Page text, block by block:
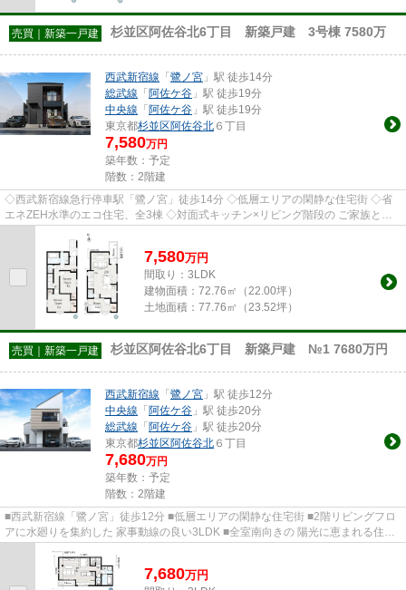
売買｜新築一戸建 杉並区阿佐谷北6丁目 新築戸建 3号棟 7580万
西武新宿線 「 鷺ノ宮 」駅 徒歩14分
総武線 「 阿佐ケ谷 」駅 徒歩19分
中央線 「 阿佐ケ谷 」駅 徒歩19分
東京都杉並区阿佐谷北 ６丁目
7,580万円
築年数：予定
階数：2階建
◇西武新宿線急行停車駅「鷺ノ宮」徒歩14分 ◇低層エリアの閑静な住宅街 ◇省
エネZEH水準のエコ住宅、全3棟 ◇対面式キッチン×リビング階段の ご家族との
7,580万円
間取り：3LDK
建物面積： 72.76㎡（22.00坪）
土地面積： 77.76㎡（23.52坪）
売買｜新築一戸建 杉並区阿佐谷北6丁目 新築戸建 №1 7680万円
西武新宿線 「 鷺ノ宮 」駅 徒歩12分
中央線 「 阿佐ケ谷 」駅 徒歩20分
総武線 「 阿佐ケ谷 」駅 徒歩20分
東京都杉並区阿佐谷北 ６丁目
7,680万円
築年数：予定
階数：2階建
■西武新宿線「鷺ノ宮」徒歩12分 ■低層エリアの閑静な住宅街 ■2階リビングフロ
アに水廻りを集約した 家事動線の良い3LDK ■全室南向きの 陽光に恵まれる住ま
7,680万円